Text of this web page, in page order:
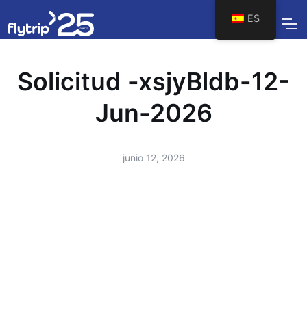
Solicitud -xsjyBldb-12-
Jun-2026
junio 12, 2026
ES